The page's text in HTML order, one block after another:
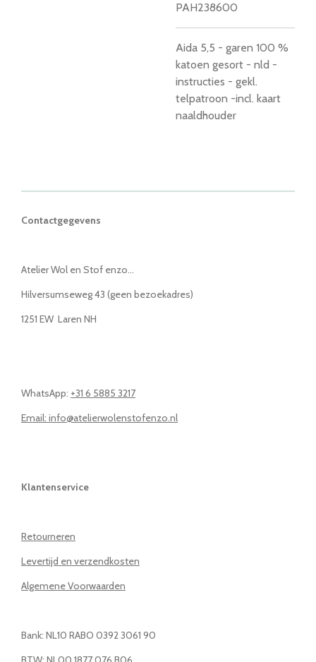
PAH238600
Aida 5,5 - garen 100 %
katoen gesort - nld -
instructies - gekl.
telpatroon -incl. kaart
naaldhouder
Contactgegevens
Atelier Wol en Stof enzo...
Hilversumseweg 43 (geen bezoekadres)
1251 EW Laren NH
WhatsApp: +31 6 5885 3217
Email: info@atelierwolenstofenzo.nl
Klantenservice
Retourneren
Levertijd en verzendkosten
Algemene Voorwaarden
Bank: NL10 RABO 0392 3061 90